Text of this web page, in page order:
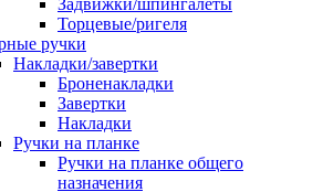
Задвижки/шпингалеты
Торцевые/ригеля
ручки
Накладки/завертки
Броненакладки
Завертки
Накладки
Ручки на планке
Ручки на планке общего
назначения